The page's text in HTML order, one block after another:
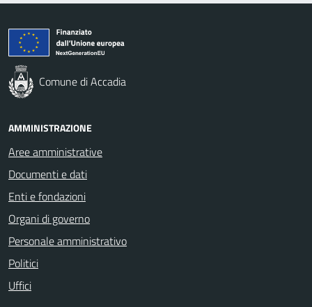
Comune di Accadia
AMMINISTRAZIONE
Aree amministrative
Documenti e dati
Enti e fondazioni
Organi di governo
Personale amministrativo
Politici
Uffici